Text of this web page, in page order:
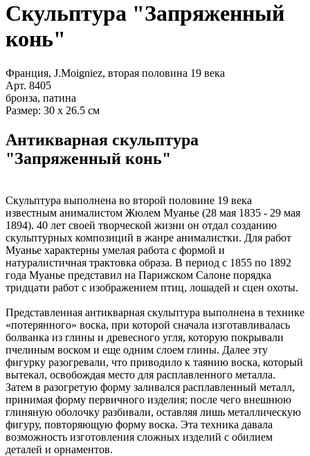
Скульптура "Запряженный
конь"
Франция, J.Moigniez, вторая половина 19 века
Арт. 8405
бронза, патина
Размер: 30 х 26.5 см
Антикварная скульптура
"Запряженный конь"
Скульптура выполнена во второй половине 19 века
известным анималистом Жюлем Муанье (28 мая 1835 - 29 мая
1894). 40 лет своей творческой жизни он отдал созданию
скульптурных композиций в жанре анималистки. Для работ
Муанье характерны умелая работа с формой и
натуралистичная трактовка образа. В период с 1855 по 1892
года Муанье представил на Парижском Салоне порядка
тридцати работ с изображением птиц, лошадей и сцен охоты.
Представленная антикварная скульптура выполнена в технике
«потерянного» воска, при которой сначала изготавливалась
болванка из глины и древесного угля, которую покрывали
пчелиным воском и еще одним слоем глины. Далее эту
фигурку разогревали, что приводило к таянию воска, который
вытекал, освобождая место для расплавленного металла.
Затем в разогретую форму заливался расплавленный металл,
принимая форму первичного изделия; после чего внешнюю
глиняную оболочку разбивали, оставляя лишь металлическую
фигуру, повторяющую форму воска. Эта техника давала
возможность изготовления сложных изделий с обилием
деталей и орнаментов.